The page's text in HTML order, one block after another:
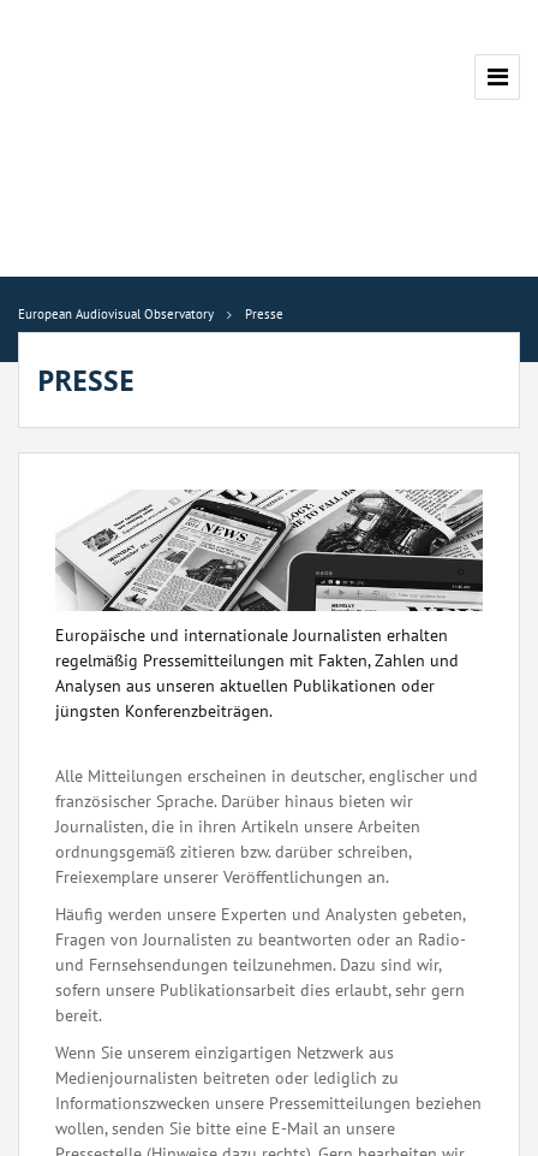
European Audiovisual Observatory Presse
PRESSE
Europäische und internationale Journalisten erhalten
regelmäßig Pressemitteilungen mit Fakten, Zahlen und
Analysen aus unseren aktuellen Publikationen oder
jüngsten Konferenzbeiträgen.
Alle Mitteilungen erscheinen in deutscher, englischer und
französischer Sprache. Darüber hinaus bieten wir
Journalisten, die in ihren Artikeln unsere Arbeiten
ordnungsgemäß zitieren bzw. darüber schreiben,
Freiexemplare unserer Veröffentlichungen an.
Häufig werden unsere Experten und Analysten gebeten,
Fragen von Journalisten zu beantworten oder an Radio-
und Fernsehsendungen teilzunehmen. Dazu sind wir,
sofern unsere Publikationsarbeit dies erlaubt, sehr gern
bereit.
Wenn Sie unserem einzigartigen Netzwerk aus
Medienjournalisten beitreten oder lediglich zu
Informationszwecken unsere Pressemitteilungen beziehen
wollen, senden Sie bitte eine E-Mail an unsere